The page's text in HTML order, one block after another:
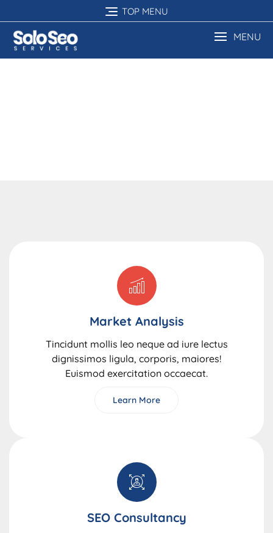
TOP MENU
MENU
Market Analysis
Tincidunt mollis leo neque ad iure lectus
dignissimos ligula, corporis, maiores!
Euismod exercitation occaecat.
Learn More
SEO Consultancy